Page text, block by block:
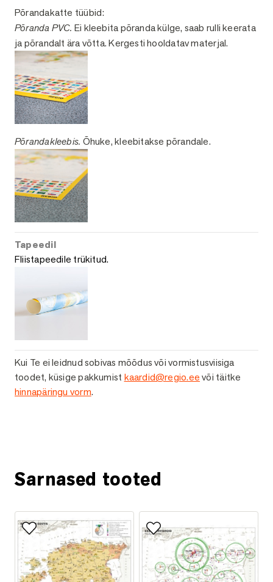
Põrandakatte tüübid:
Põranda PVC. Ei kleebita põranda külge, saab rulli keerata
ja põrandalt ära võtta. Kergesti hooldatav materjal.
Põrandakleebis. Õhuke, kleebitakse põrandale.
Tapeedil
Fliistapeedile trükitud.
Kui Te ei leidnud sobivas mõõdus või vormistusviisiga
toodet, küsige pakkumist kaardid@regio.eevõi täitke
hinnapäringu vorm.
Sarnased tooted
Lisa lemmikutesse Lisa lemmikutesse